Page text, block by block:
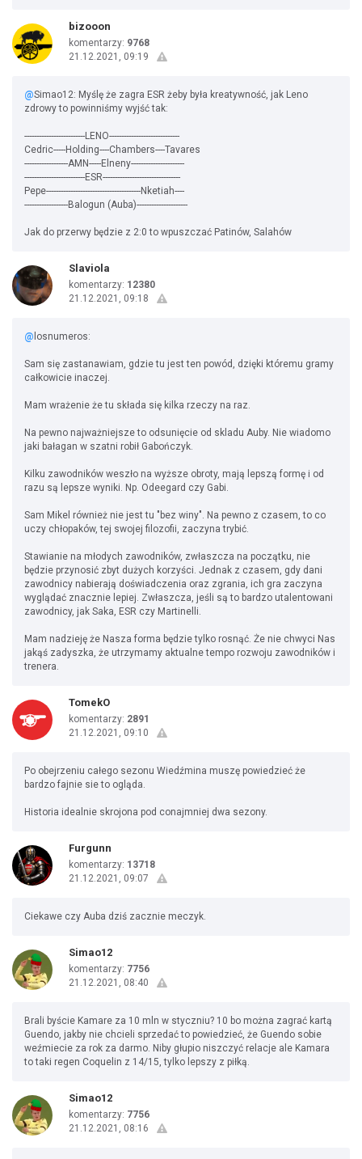
bizooon
komentarzy: 9768
21.12.2021, 09:19
@Simao12: Myślę że zagra ESR żeby była kreatywność, jak Leno
zdrowy to powinniśmy wyjść tak:
-------------------------LENO-----------------------------
Cedric-----Holding----Chambers----Tavares
------------------AMN-----Elneny----------------------
-------------------------ESR--------------------------------
Pepe---------------------------------------Nketiah----
------------------Balogun (Auba)---------------------
Jak do przerwy będzie z 2:0 to wpuszczać Patinów, Salahów
Slaviola
komentarzy: 12380
21.12.2021, 09:18
@ losnumeros:
Sam się zastanawiam, gdzie tu jest ten powód, dzięki któremu gramy
całkowicie inaczej.
Mam wrażenie że tu składa się kilka rzeczy na raz.
Na pewno najważniejsze to odsunięcie od skladu Auby. Nie wiadomo
jaki bałagan w szatni robił Gabończyk.
Kilku zawodników weszło na wyższe obroty, mają lepszą formę i od
razu są lepsze wyniki. Np. Odeegard czy Gabi.
Sam Mikel również nie jest tu "bez winy". Na pewno z czasem, to co
uczy chłopaków, tej swojej filozofii, zaczyna trybić.
Stawianie na młodych zawodników, zwłaszcza na początku, nie
będzie przynosić zbyt dużych korzyści. Jednak z czasem, gdy dani
zawodnicy nabierają doświadczenia oraz zgrania, ich gra zaczyna
wyglądać znacznie lepiej. Zwłaszcza, jeśli są to bardzo utalentowani
zawodnicy, jak Saka, ESR czy Martinelli.
Mam nadzieję że Nasza forma będzie tylko rosnąć. Że nie chwyci Nas
jakąś zadyszka, że utrzymamy aktualne tempo rozwoju zawodników i
trenera.
TomekO
komentarzy: 2891
21.12.2021, 09:10
Po obejrzeniu całego sezonu Wiedźmina muszę powiedzieć że
bardzo fajnie sie to ogląda.
Historia idealnie skrojona pod conajmniej dwa sezony.
Furgunn
komentarzy: 13718
21.12.2021, 09:07
Ciekawe czy Auba dziś zacznie meczyk.
Simao12
komentarzy: 7756
21.12.2021, 08:40
Brali byście Kamare za 10 mln w styczniu? 10 bo można zagrać kartą
Guendo, jakby nie chcieli sprzedać to powiedzieć, że Guendo sobie
weźmiecie za rok za darmo. Niby głupio niszczyć relacje ale Kamara
to taki regen Coquelin z 14/15, tylko lepszy z piłką.
Simao12
komentarzy: 7756
21.12.2021, 08:16